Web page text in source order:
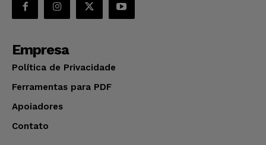
Empresa
Política de Privacidade
Ferramentas para PDF
Apoiadores
Contato